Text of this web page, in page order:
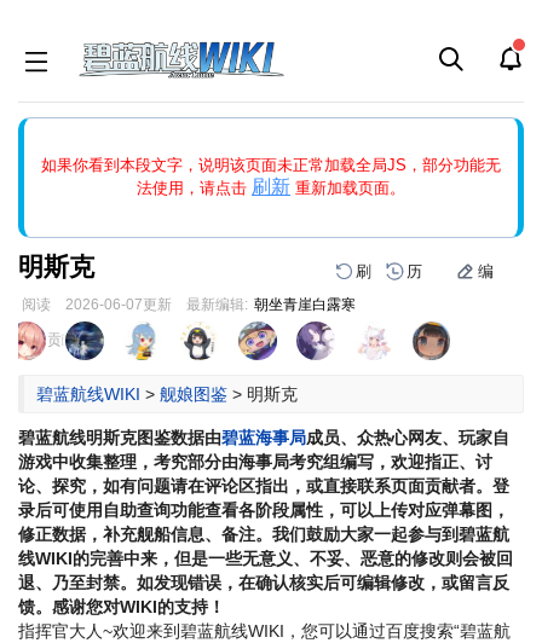
如果你看到本段文字，说明该页面未正常加载全局JS，部分功能无
法使用，请点击 刷新 重新加载页面。
能中的刷新按钮清除页面缓存并刷新，如果还有问题，请多尝试几
明斯克 刷 历 编
阅读 2026-06-07更新 最新编辑: 朝坐青崖白露寒
跳
到
跳
到
页面贡献者 :
碧蓝航线WIKI > 舰娘图鉴 > 明斯克
碧蓝航线明斯克图鉴数据由碧蓝海事局成员、众热心网友、玩家自
游戏中收集整理，考究部分由海事局考究组编写，欢迎指正、讨
论、探究，如有问题请在评论区指出，或直接联系页面贡献者。登
录后可使用自助查询功能查看各阶段属性，可以上传对应弹幕图，
修正数据，补充舰船信息、备注。我们鼓励大家一起参与到碧蓝航
线WIKI的完善中来，但是一些无意义、不妥、恶意的修改则会被回
退、乃至封禁。如发现错误，在确认核实后可编辑修改，或留言反
馈。感谢您对WIKI的支持！
指挥官大人~欢迎来到碧蓝航线WIKI，您可以通过百度搜索“碧蓝航